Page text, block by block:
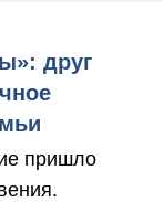
друг
пришло